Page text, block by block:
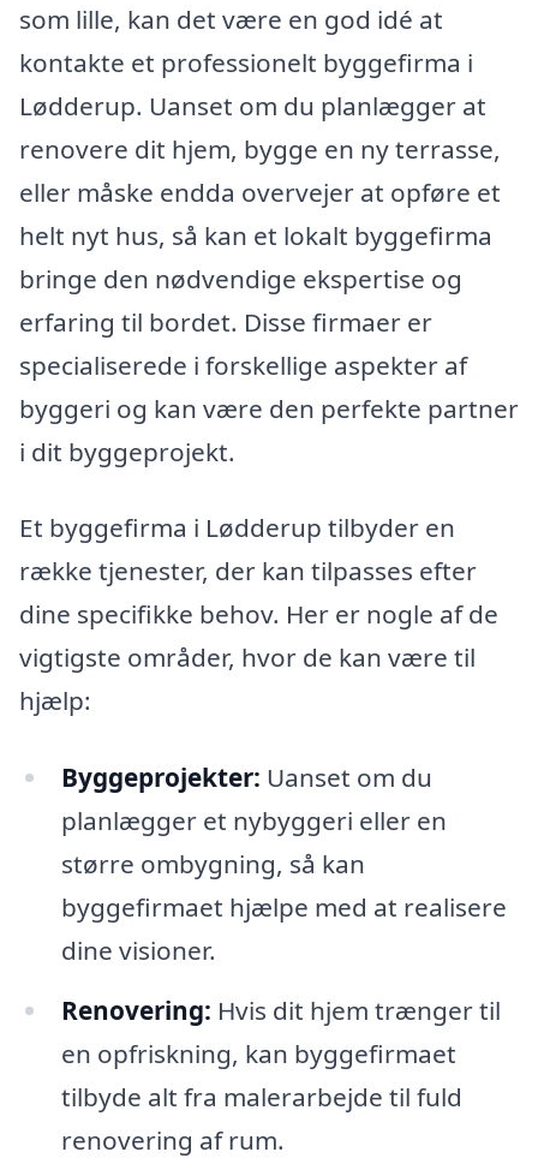
som lille, kan det være en god idé at
kontakte et professionelt byggefirma i
Lødderup. Uanset om du planlægger at
renovere dit hjem, bygge en ny terrasse,
eller måske endda overvejer at opføre et
helt nyt hus, så kan et lokalt byggefirma
bringe den nødvendige ekspertise og
erfaring til bordet. Disse firmaer er
specialiserede i forskellige aspekter af
byggeri og kan være den perfekte partner
i dit byggeprojekt.
Et byggefirma i Lødderup tilbyder en
række tjenester, der kan tilpasses efter
dine specifikke behov. Her er nogle af de
vigtigste områder, hvor de kan være til
hjælp:
Byggeprojekter: Uanset om du
planlægger et nybyggeri eller en
større ombygning, så kan
byggefirmaet hjælpe med at realisere
dine visioner.
Renovering: Hvis dit hjem trænger til
en opfriskning, kan byggefirmaet
tilbyde alt fra malerarbejde til fuld
renovering af rum.